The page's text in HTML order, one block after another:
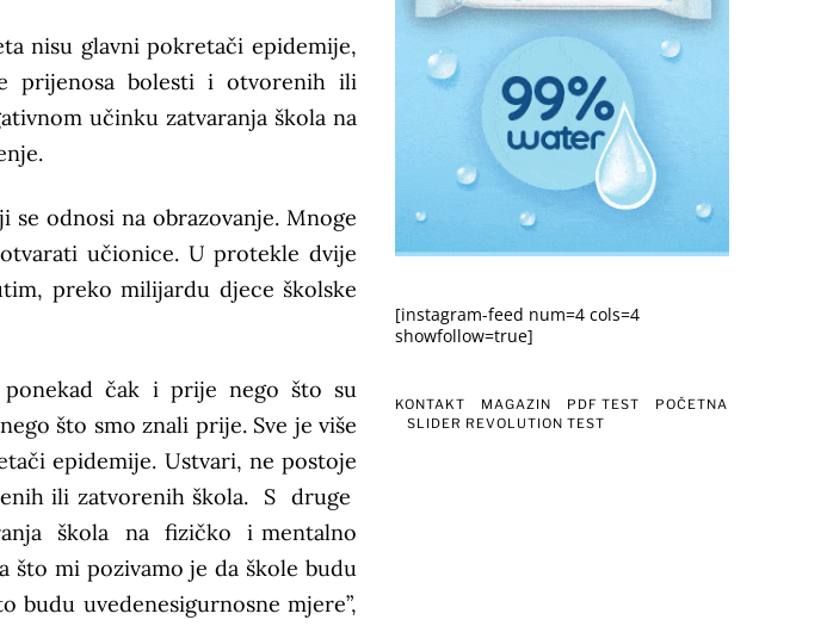
nisu glavni pokretači epidemije,
prijenosa bolesti i otvorenih ili
učinku zatvaranja škola na
se odnosi na obrazovanje. Mnoge
učionice. U protekle dvije
preko milijardu djece školske
čak i prije nego što su
što smo znali prije. Sve je više
epidemije. Ustvari, ne postoje
ili zatvorenih škola. S druge
škola na fizičko i mentalno
što mi pozivamo je da škole budu
budu uvedenesigurnosne mjere”,
[instagram-feed num=4 cols=4
showfollow=true]
KONTAKT MAGAZIN PDF TEST
POČETNA
SLIDER REVOLUTION TEST